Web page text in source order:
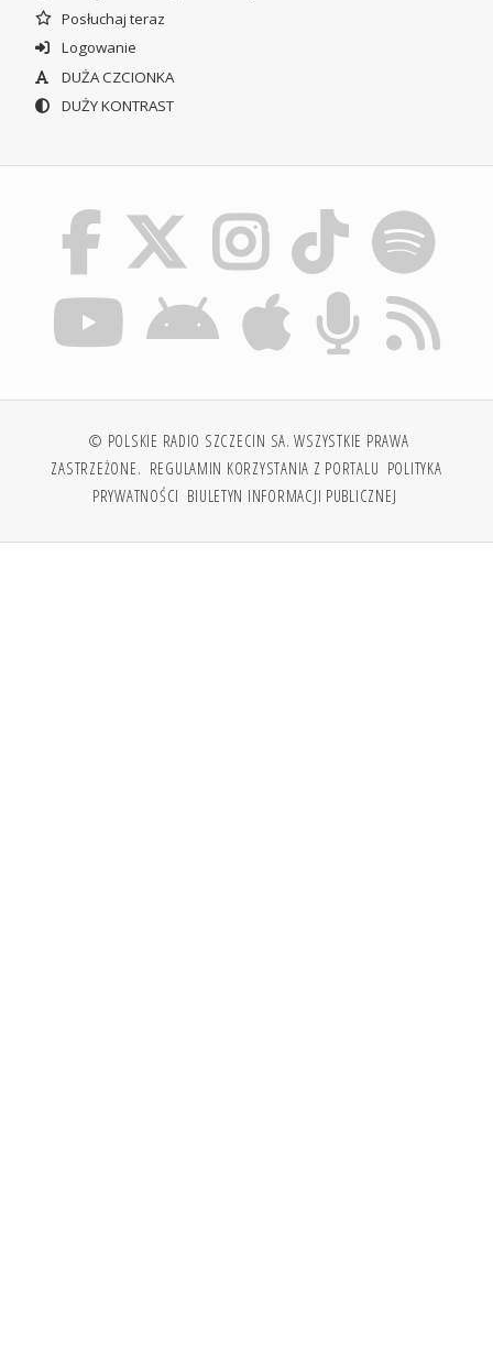
Posłuchaj teraz
Logowanie
DUŻA CZCIONKA
DUŻY KONTRAST
© POLSKIE RADIO SZCZECIN SA. WSZYSTKIE PRAWA
ZASTRZEŻONE. REGULAMIN KORZYSTANIA Z PORTALU POLITYKA
PRYWATNOŚCI BIULETYN INFORMACJI PUBLICZNEJ